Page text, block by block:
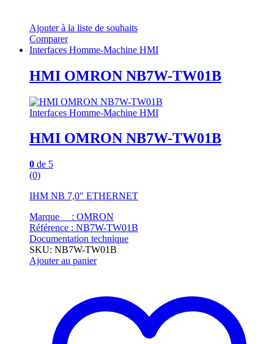
Ajouter à la liste de souhaits
Comparer
Interfaces Homme-Machine HMI
HMI OMRON NB7W-TW01B
Interfaces Homme-Machine HMI
HMI OMRON NB7W-TW01B
0 de 5
(0)
IHM NB 7,0″ ETHERNET
Marque : OMRON
Référence : NB7W-TW01B
Documentation technique
SKU: NB7W-TW01B
Ajouter au panier